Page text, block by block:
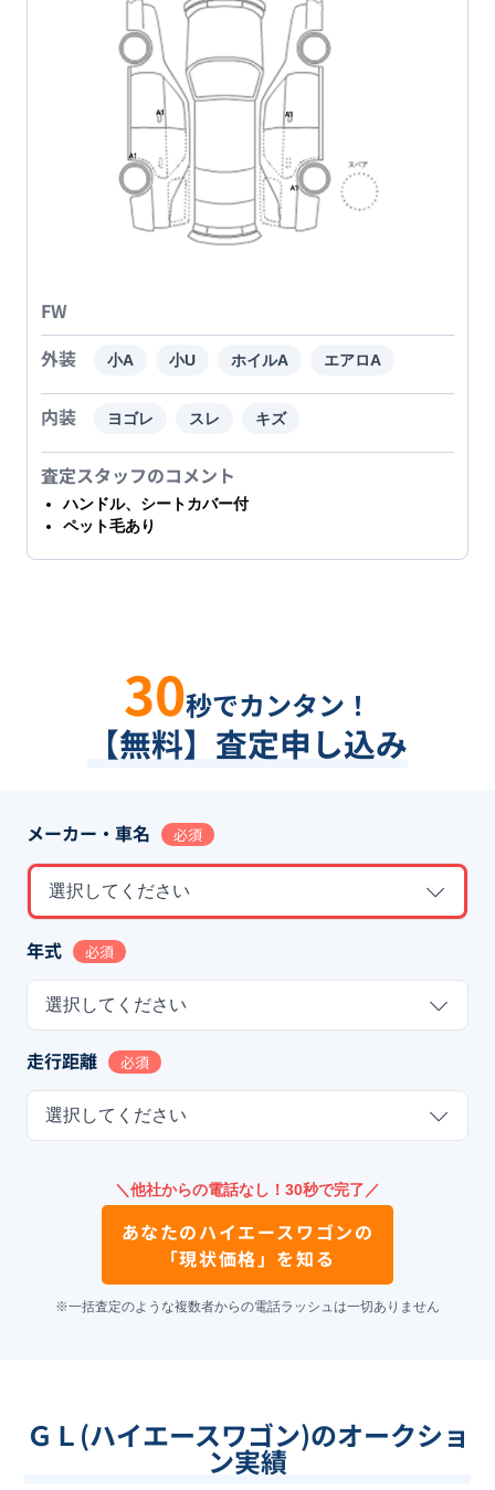
FW
外装
小A 小U ホイルA エアロA
内装 ヨゴレ スレ キズ
査定スタッフのコメント
ハンドル、シートカバー付
ペット毛あり
30秒でカンタン！
【無料】査定申し込み
メーカー・車名 必須
選択してください
年式 必須
選択してください
走行距離 必須
選択してください
＼他社からの電話なし！30秒で完了／
あなたのハイエースワゴンの
「現状価格」を知る
※一括査定のような複数者からの電話ラッシュは一切ありません
ＧＬ(ハイエースワゴン)のオークショ
ン実績